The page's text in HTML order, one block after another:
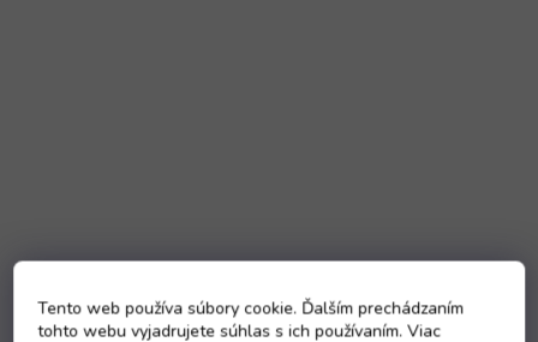
Tento web používa súbory cookie. Ďalším prechádzaním
tohto webu vyjadrujete súhlas s ich používaním. Viac